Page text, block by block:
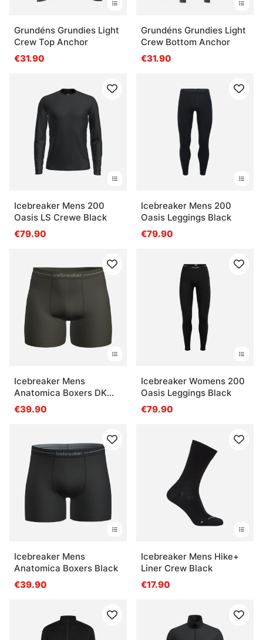
Questions fréquentes
Qu’est-ce qu’un sous-vêtement technique de
pêche ?
Qu’est-ce qu’une couche de base chaude ?
thermiques ?
Grundéns Grundies Light
Crew Top Anchor
€31.90
Grundéns Grundies Light
Crew Bottom Anchor
€31.90
Icebreaker Mens 200
Oasis LS Crewe Black
€79.90
Icebreaker Mens 200
Oasis Leggings Black
€79.90
Icebreaker Mens
Anatomica Boxers DK
Loden
€39.90
Icebreaker Womens 200
Oasis Leggings Black
€79.90
Icebreaker Mens
Anatomica Boxers Black
€39.90
Icebreaker Mens Hike+
Liner Crew Black
€17.90